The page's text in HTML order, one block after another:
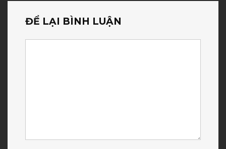
ĐỂ LẠI BÌNH LUẬN